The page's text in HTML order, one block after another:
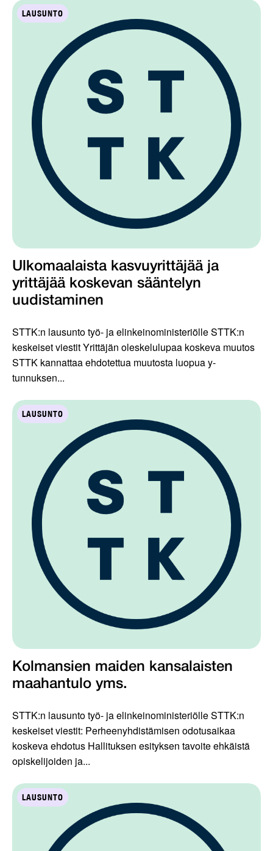
LAUSUNTO
Ulkomaalaista kasvuyrittäjää ja
yrittäjää koskevan sääntelyn
uudistaminen
STTK:n lausunto työ- ja elinkeinoministeriölle STTK:n
keskeiset viestit Yrittäjän oleskelulupaa koskeva muutos
STTK kannattaa ehdotettua muutosta luopua y-
tunnuksen...
LAUSUNTO
Kolmansien maiden kansalaisten
maahantulo yms.
STTK:n lausunto työ- ja elinkeinoministeriölle STTK:n
keskeiset viestit: Perheenyhdistämisen odotusaikaa
koskeva ehdotus Hallituksen esityksen tavoite ehkäistä
opiskelijoiden ja...
LAUSUNTO